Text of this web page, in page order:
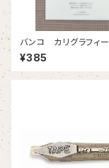
バンコ カリグラフィ
¥385